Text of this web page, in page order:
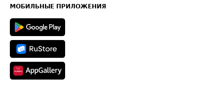
Техническая информация
МОБИЛЬНЫЕ ПРИЛОЖЕНИЯ